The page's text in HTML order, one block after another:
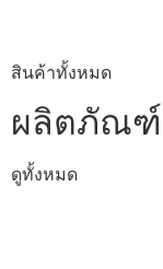
สินค้าทั้งหมด
ผลิตภัณฑ์
ดูทั้งหมด